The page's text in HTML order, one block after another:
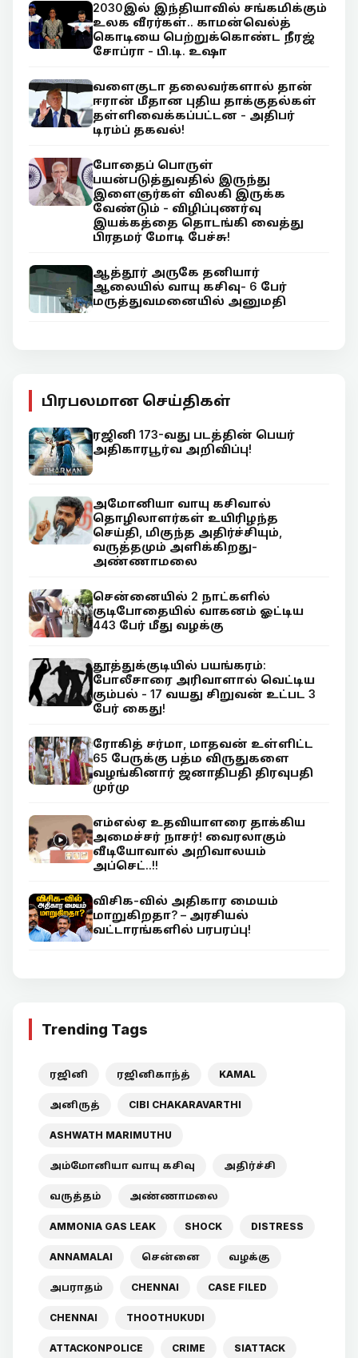
2030இல் இந்தியாவில் சங்கமிக்கும்
உலக வீரர்கள்.. காமன்வெல்த்
கொடியை பெற்றுக்கொண்ட நீரஜ்
சோப்ரா - பி.டி. உஷா
வளைகுடா தலைவர்களால் தான்
ஈரான் மீதான புதிய தாக்குதல்கள்
தள்ளிவைக்கப்பட்டன - அதிபர்
டிரம்ப் தகவல்!
போதைப் பொருள்
பயன்படுத்துவதில் இருந்து
இளைஞர்கள் விலகி இருக்க
வேண்டும் - விழிப்புணர்வு
இயக்கத்தை தொடங்கி வைத்து
பிரதமர் மோடி பேச்சு!
ஆத்தூர் அருகே தனியார்
ஆலையில் வாயு கசிவு- 6 பேர்
மருத்துவமனையில் அனுமதி
பிரபலமான செய்திகள்
ரஜினி 173-வது படத்தின் பெயர்
அதிகாரபூர்வ அறிவிப்பு!
அமோனியா வாயு கசிவால்
தொழிலாளர்கள் உயிரிழந்த
செய்தி, மிகுந்த அதிர்ச்சியும்,
வருத்தமும் அளிக்கிறது-
அண்ணாமலை
சென்னையில் 2 நாட்களில்
குடிபோதையில் வாகனம் ஓட்டிய
443 பேர் மீது வழக்கு
தூத்துக்குடியில் பயங்கரம்:
போலீசாரை அரிவாளால் வெட்டிய
கும்பல் - 17 வயது சிறுவன் உட்பட 3
பேர் கைது!
ரோகித் சர்மா, மாதவன் உள்ளிட்ட
65 பேருக்கு பத்ம விருதுகளை
வழங்கினார் ஜனாதிபதி திரவுபதி
முர்மு
எம்எல்ஏ உதவியாளரை தாக்கிய
அமைச்சர் நாசர்! வைரலாகும்
வீடியோவால் அறிவாலயம்
அப்செட்..!!
விசிக-வில் அதிகார மையம்
மாறுகிறதா? – அரசியல்
வட்டாரங்களில் பரபரப்பு!
Trending Tags
ரஜினி ரஜினிகாந்த் KAMAL
அனிருத் CIBI CHAKARAVARTHI
ASHWATH MARIMUTHU
அம்மோனியா வாயு கசிவு அதிர்ச்சி
வருத்தம் அண்ணாமலை
AMMONIA GAS LEAK SHOCK DISTRESS
ANNAMALAI சென்னை வழக்கு
அபராதம் CHENNAI CASE FILED
CHENNAI THOOTHUKUDI
ATTACKONPOLICE CRIME SIATTACK